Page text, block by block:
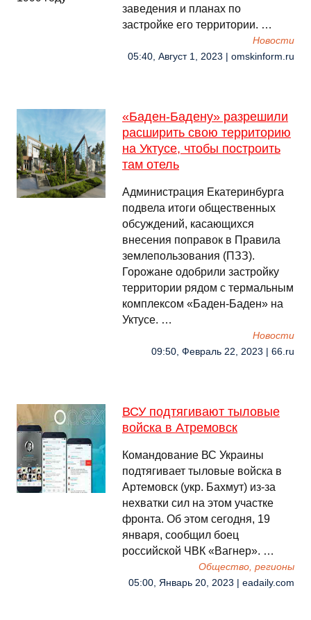
заведения и планах по
застройке его территории. …
Новости
05:40, Август 1, 2023 | omskinform.ru
«Баден-Бадену» разрешили
расширить свою территорию
на Уктусе, чтобы построить
там отель
Администрация Екатеринбурга
подвела итоги общественных
обсуждений, касающихся
внесения поправок в Правила
землепользования (ПЗЗ).
Горожане одобрили застройку
территории рядом с термальным
комплексом «Баден-Баден» на
Уктусе. …
Новости
09:50, Февраль 22, 2023 | 66.ru
ВСУ подтягивают тыловые
войска в Атремовск
Командование ВС Украины
подтягивает тыловые войска в
Артемовск (укр. Бахмут) из-за
нехватки сил на этом участке
фронта. Об этом сегодня, 19
января, сообщил боец
российской ЧВК «Вагнер». …
Общество, регионы
05:00, Январь 20, 2023 | eadaily.com